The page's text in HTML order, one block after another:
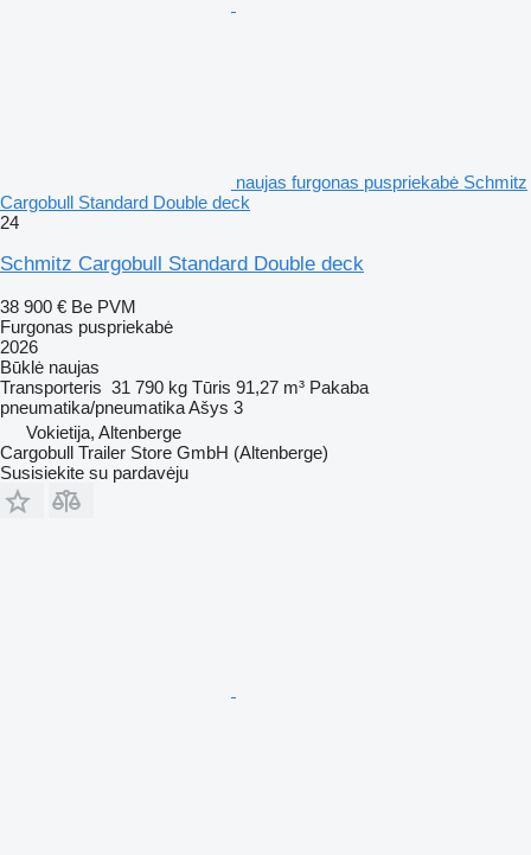
naujas furgonas puspriekabė Schmitz
Cargobull Standard Double deck
24
Schmitz Cargobull Standard Double deck
38 900 € Be PVM
Furgonas puspriekabė
2026
Būklė naujas
Transporteris 31 790 kg Tūris 91,27 m³ Pakaba
pneumatika/pneumatikaAšys 3
Vokietija, Altenberge
Cargobull Trailer Store GmbH (Altenberge)
Susisiekite su pardavėju